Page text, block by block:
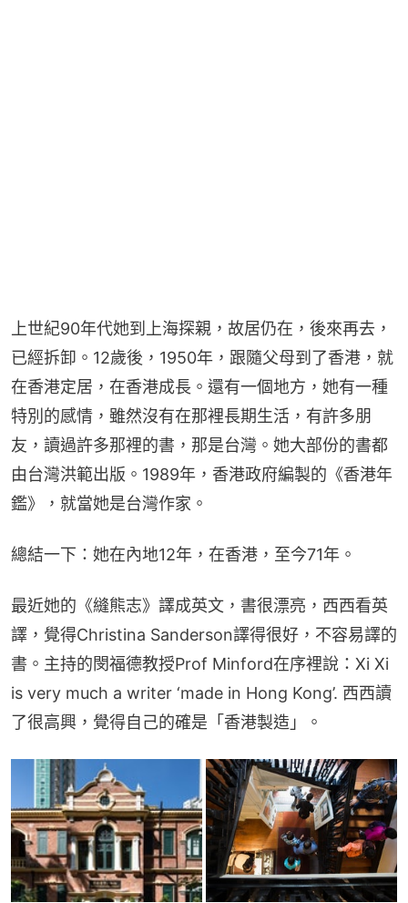
上世紀90年代她到上海探親，故居仍在，後來再去，
已經拆卸。12歲後，1950年，跟隨父母到了香港，就
在香港定居，在香港成長。還有一個地方，她有一種
特別的感情，雖然沒有在那裡長期生活，有許多朋
友，讀過許多那裡的書，那是台灣。她大部份的書都
由台灣洪範出版。1989年，香港政府編製的《香港年
鑑》，就當她是台灣作家。
總結一下：她在內地12年，在香港，至今71年。
最近她的《縫熊志》譯成英文，書很漂亮，西西看英
譯，覺得Christina Sanderson譯得很好，不容易譯的
書。主持的閔福德教授Prof Minford在序裡說：Xi Xi
is very much a writer ‘made in Hong Kong’. 西西讀
了很高興，覺得自己的確是「香港製造」。